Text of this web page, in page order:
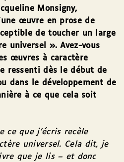
Monsigny,
œuvre en prose de
de toucher un large
universel ». Avez-vous
œuvres à caractère
ressenti dès le début de
dans le développement de
à ce que cela soit
ce que j’écris recèle
universel. Cela dit, je
que je lis – et donc